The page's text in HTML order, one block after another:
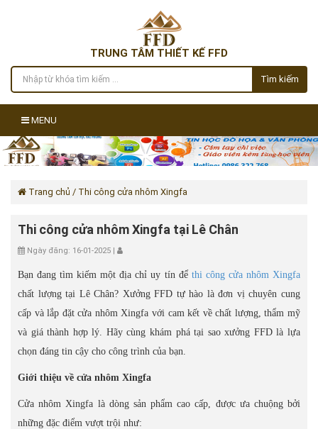
TRUNG TÂM THIẾT KẾ FFD
Tìm kiếm
MENU
Trang chủ / Thi công cửa nhôm Xingfa
Thi công cửa nhôm Xingfa tại Lê Chân
Ngày đăng: 16-01-2025 |
Bạn đang tìm kiếm một địa chỉ uy tín để thi công cửa nhôm Xingfa
chất lượng tại Lê Chân? Xưởng FFD tự hào là đơn vị chuyên cung
cấp và lắp đặt cửa nhôm Xingfa với cam kết về chất lượng, thẩm mỹ
và giá thành hợp lý. Hãy cùng khám phá tại sao xưởng FFD là lựa
chọn đáng tin cậy cho công trình của bạn.
Giới thiệu về cửa nhôm Xingfa
Cửa nhôm Xingfa là dòng sản phẩm cao cấp, được ưa chuộng bởi
những đặc điểm vượt trội như: